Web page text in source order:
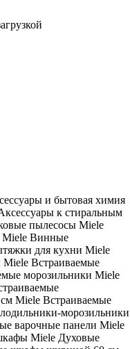
и бытовая химия
к стиральным
пылесосы Miele
Винные
для кухни Miele
Miele Встраиваемые
морозильники Miele
Miele Встраиваемые
морозильники
варочные панели Miele
Miele Духовые